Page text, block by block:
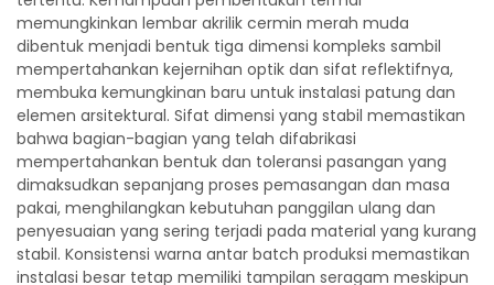
memungkinkan lembar akrilik cermin merah muda
dibentuk menjadi bentuk tiga dimensi kompleks sambil
mempertahankan kejernihan optik dan sifat reflektifnya,
membuka kemungkinan baru untuk instalasi patung dan
elemen arsitektural. Sifat dimensi yang stabil memastikan
bahwa bagian-bagian yang telah difabrikasi
mempertahankan bentuk dan toleransi pasangan yang
dimaksudkan sepanjang proses pemasangan dan masa
pakai, menghilangkan kebutuhan panggilan ulang dan
penyesuaian yang sering terjadi pada material yang kurang
stabil. Konsistensi warna antar batch produksi memastikan
instalasi besar tetap memiliki tampilan seragam meskipun